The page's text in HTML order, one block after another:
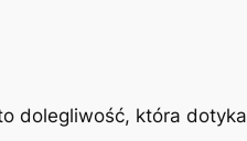
dolegliwość, która dotyka